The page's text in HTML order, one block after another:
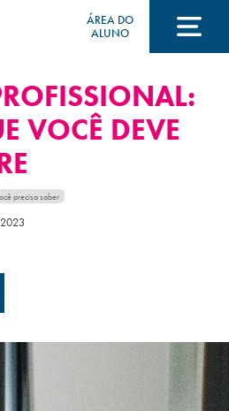
ÁREA DO
ALUNO
VOCÊ DEVE
precisa saber